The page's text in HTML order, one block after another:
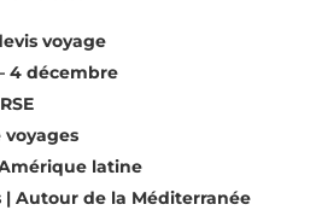
voyage
4 décembre
latine
| Autour de la Méditerranée